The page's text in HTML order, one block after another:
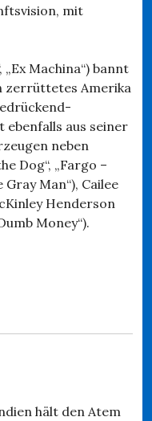
mit
„Ex Machina“) bannt
zerrüttetes Amerika
aus seiner
neben
Dog“, „Fargo –
Man“), Cailee
Henderson
Money“).
hält den Atem